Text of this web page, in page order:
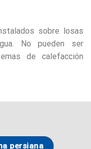
sobre losas
No pueden ser
de calefacción
persiana